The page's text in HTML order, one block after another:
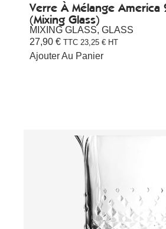
Verre À Mélange America
(Mixing Glass)
MIXING GLASS, GLASS
27,90 € TTC 23,25 € HT
Ajouter Au Panier